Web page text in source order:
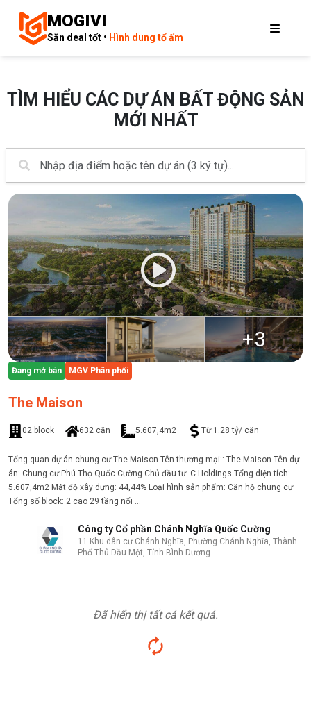
MOGIVI
Săn deal tốt • Hình dung tổ ấm
TÌM HIỂU CÁC DỰ ÁN BẤT ĐỘNG SẢN
MỚI NHẤT
+3
Đang mở bán MGV Phân phối
The Maison
02 block 632 căn 5.607,4m2 Từ 1.28 tỷ/ căn
Tổng quan dự án chung cư The Maison Tên thương mại:: The Maison Tên dự
án: Chung cư Phú Thọ Quốc Cường Chủ đầu tư: C Holdings Tổng diện tích:
5.607,4m2 Mật độ xây dựng: 44,44% Loại hình sản phẩm: Căn hộ chung cư
Tổng số block: 2 cao 29 tầng nổi ...
Công ty Cổ phần Chánh Nghĩa Quốc Cường
11 Khu dân cư Chánh Nghĩa, Phường Chánh Nghĩa, Thành
Phố Thủ Dầu Một, Tỉnh Bình Dương
Đã hiển thị tất cả kết quả.